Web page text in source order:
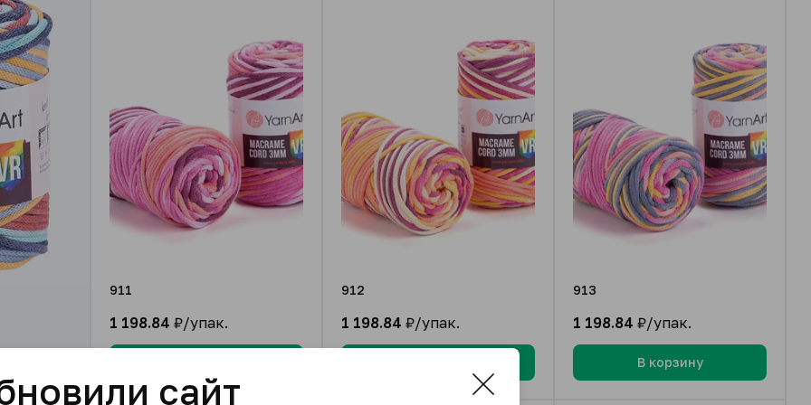
911
1 198.84 ₽/упак.
912
1 198.84 ₽/упак.
913
1 198.84 ₽/упак.
В корзину
сайт